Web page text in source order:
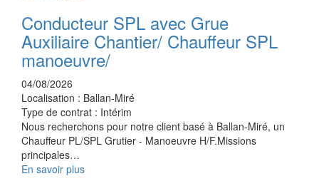
Conducteur SPL avec Grue
Auxiliaire Chantier/ Chauffeur SPL
manoeuvre/
04/08/2026
Localisation : Ballan-Miré
Type de contrat : Intérim
Nous recherchons pour notre client basé à Ballan-Miré, un
Chauffeur PL/SPL Grutier - Manoeuvre H/F.Missions
principales…
En savoir plus